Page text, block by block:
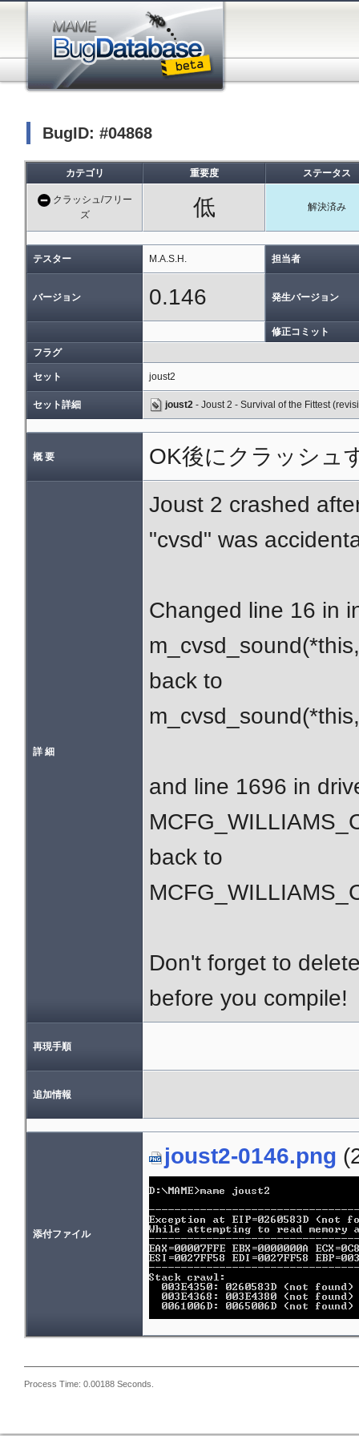
BugID: #04868
カテゴリ 重要度 ステータス
クラッシュ/フリー
ズ
低 解決済み
テスター M.A.S.H. 担当者
バージョン 0.146 発生バージョン
修正コミット
フラグ
セット joust2
セット詳細 joust2 - Joust 2 - Survival of the Fittest
概 要 OK後にクラッシュ
詳 細
Joust 2 crashed
"cvsd" was
Changed line 16 in
back to
and line 1696 in
back to
Don't forget to
before you compile!
再現手順
追加情報
添付ファイル
joust2-0146.png
Process Time: 0.00188 Seconds.